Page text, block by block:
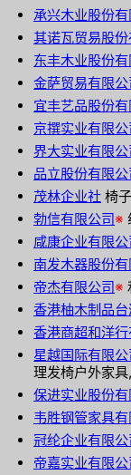
承兴木业股份
其诺瓦贸易股
东丰木业股份
金萨贸易有限公
宜丰艺品股份
京撰实业有限公
界大实业有限公
品立股份有限公
茂林企业社 椅
勃信有限公司※
咸康企业有限公
南发木器股份
帝杰有限公司※
香港柚木制品
香港商超和洋
星越国际有限公
理发椅户外家
保进实业股份
韦胜钢管家具
冠纶企业有限公
帝嘉实业有限公